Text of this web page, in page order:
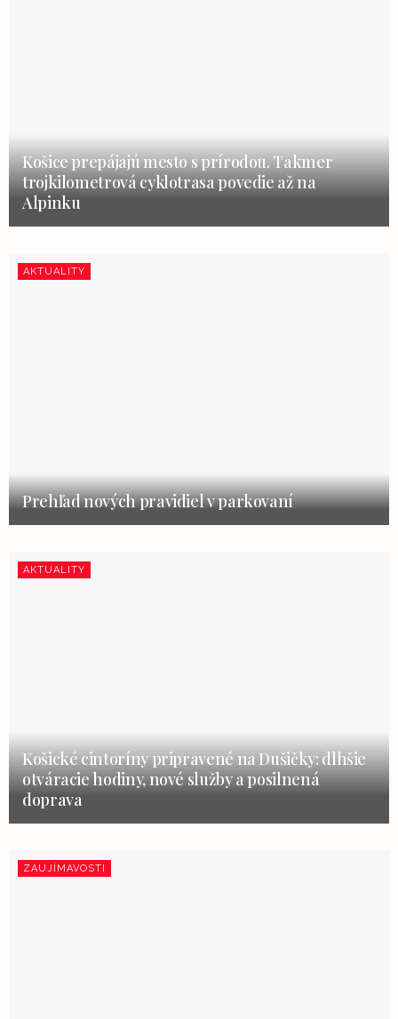
Košice prepájajú mesto s prírodou. Takmer
trojkilometrová cyklotrasa povedie až na
Alpinku
AKTUALITY
Prehľad nových pravidiel v parkovaní
AKTUALITY
Košické cintoríny pripravené na Dušičky: dlhšie
otváracie hodiny, nové služby a posilnená
doprava
ZAUJÍMAVOSTI